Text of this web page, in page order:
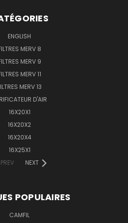
ENGLISH
MERV 8
MERV 9
MERV 11
MERV 13
D'AIR
16X20X1
16X20X2
16X20X4
16X25X1
PREV
NEXT
POPULAIRES
CAMFIL